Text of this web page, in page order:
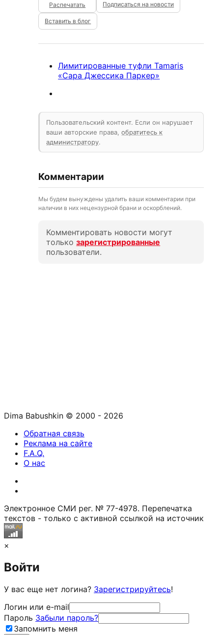
Подписаться на новости
Вставить в блог
Лимитированные туфли Tamaris
«Сара Джессика Паркер»
Пользовательский контент. Если он нарушает
ваши авторские права,обратитесь к
администратору.
Комментарии
Мы будем вынуждены удалить ваши комментарии при
наличии в них нецензурной брани и оскорблений.
Комментировать новости могут
толькозарегистрированные
пользователи.
Dima Babushkin © 2000 - 2026
Обратная связь
Реклама на сайте
F.A.Q.
О нас
Электронное СМИ рег. № 77-4978. Перепечатка
текстов - только с активной ссылкой на источник
×
Войти
У вас еще нет логина? Зарегистрируйтесь!
Логин или e-mail
Пароль Забыли пароль?
Запомнить меня